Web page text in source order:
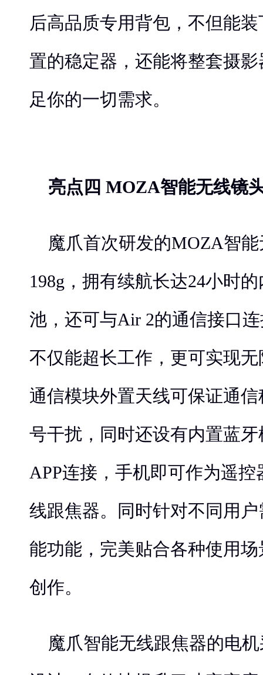
后高品质专用背包，不但能
置的稳定器，还能将整套摄
足你的一切需求。
亮点四 MOZA智能无线镜
魔爪首次研发的MOZA智
198g，拥有续航长达24小时
池，还可与Air 2的通信接口
不仅能超长工作，更可实现
通信模块外置天线可保证通
号干扰，同时还设有内置蓝
APP连接，手机即可作为遥
线跟焦器。同时针对不同用
能功能，完美贴合各种使用
创作。
魔爪智能无线跟焦器的电